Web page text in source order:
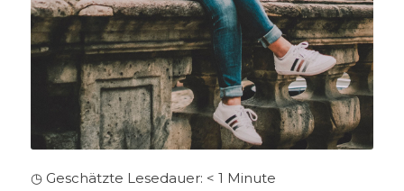
◷ Geschätzte Lesedauer: < 1 Minute